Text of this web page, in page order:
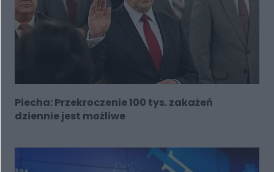
Piecha: Przekroczenie 100 tys. zakażeń
dziennie jest możliwe